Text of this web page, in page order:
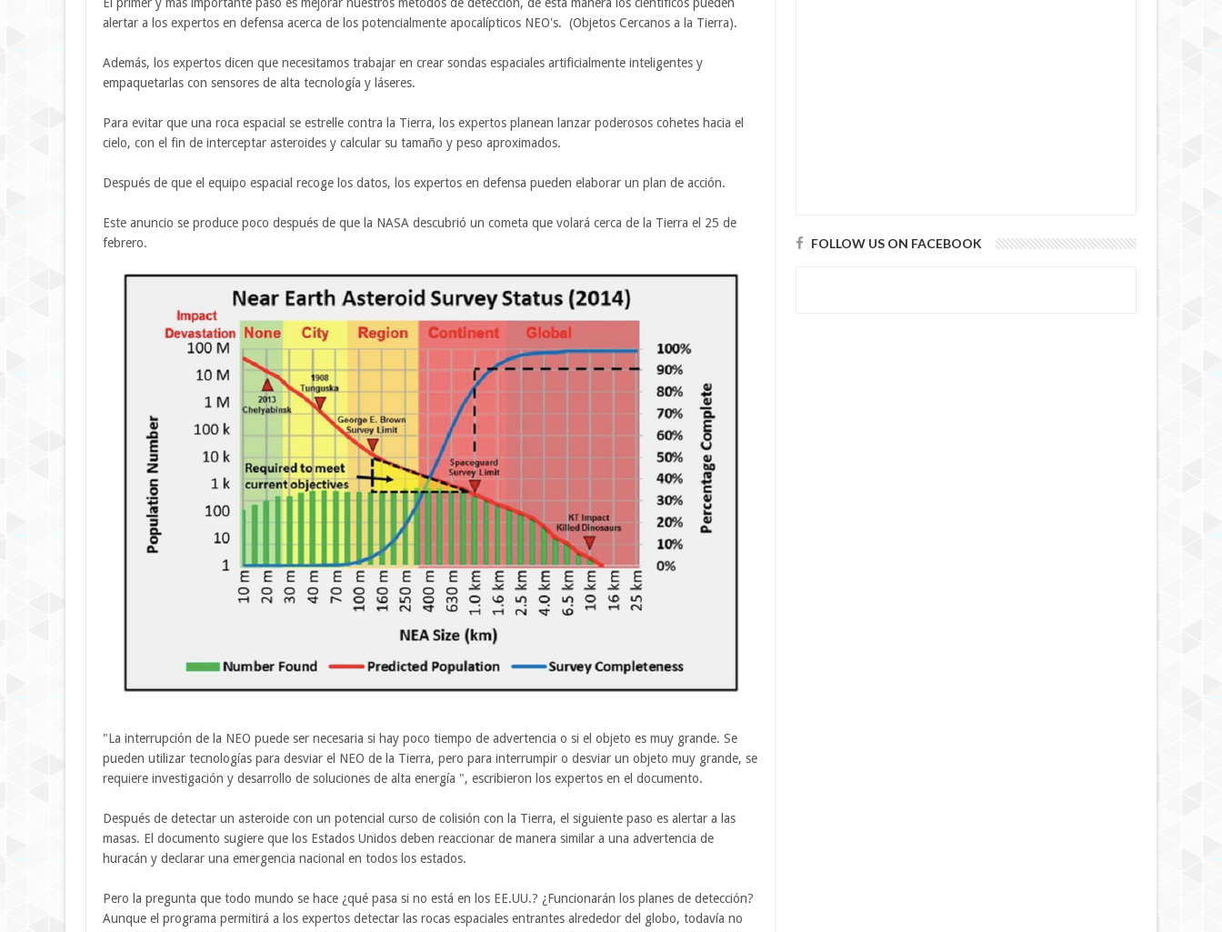
alertar a los expertos en defensa acerca de los potencialmente apocalípticos NEO's. (Objetos Cercanos a la Tierra).
Además, los expertos dicen que necesitamos trabajar en crear sondas espaciales artificialmente inteligentes y
empaquetarlas con sensores de alta tecnología y láseres.
Para evitar que una roca espacial se estrelle contra la Tierra, los expertos planean lanzar poderosos cohetes hacia el
cielo, con el fin de interceptar asteroides y calcular su tamaño y peso aproximados.
Después de que el equipo espacial recoge los datos, los expertos en defensa pueden elaborar un plan de acción.
Este anuncio se produce poco después de que la NASA descubrió un cometa que volará cerca de la Tierra el 25 de
febrero.
"La interrupción de la NEO puede ser necesaria si hay poco tiempo de advertencia o si el objeto es muy grande. Se
pueden utilizar tecnologías para desviar el NEO de la Tierra, pero para interrumpir o desviar un objeto muy grande, se
requiere investigación y desarrollo de soluciones de alta energía ", escribieron los expertos en el documento.
Después de detectar un asteroide con un potencial curso de colisión con la Tierra, el siguiente paso es alertar a las
masas. El documento sugiere que los Estados Unidos deben reaccionar de manera similar a una advertencia de
huracán y declarar una emergencia nacional en todos los estados.
Pero la pregunta que todo mundo se hace ¿qué pasa si no está en los EE.UU.? ¿Funcionarán los planes de detección?
Aunque el programa permitirá a los expertos detectar las rocas espaciales entrantes alrededor del globo, todavía no
FOLLOW US ON FACEBOOK